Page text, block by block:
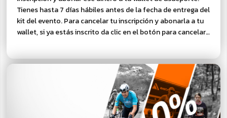
Tienes hasta 7 días hábiles antes de la fecha de entrega del
kit del evento. Para cancelar tu inscripción y abonarla a tu
wallet, si ya estás inscrito da clic en el botón para cancelar